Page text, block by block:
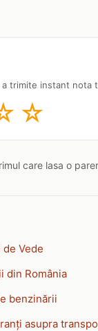
trimite instant nota
☆
care lasa o
Vede
din România
benzinării
asupra